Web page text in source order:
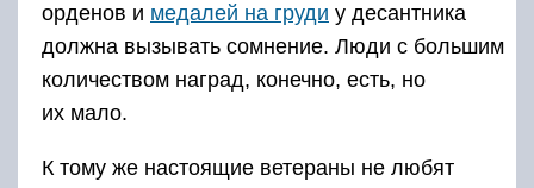
орденов и медалей на груди у десантника
должна вызывать сомнение. Люди с большим
количеством наград, конечно, есть, но
их мало.
К тому же настоящие ветераны не любят